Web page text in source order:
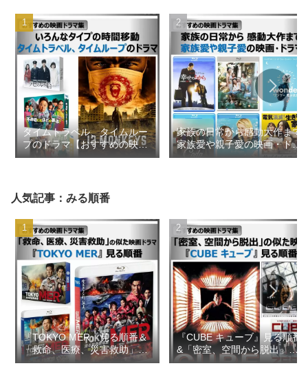
タイムトラベル、タイムルー
プのドラマ【おすすめの映画
ドラマ集】
家族の日常から感動大作まで
家族愛や親子愛の映画・ドラ
マ【おすすめの映画ドラマ
人気記事：みる順番
『TOKYO MER』見る順番＆
「救命、医療、災害救助」の
似た映画ドラマ【おすすめの
『CUBE キューブ』見る順番
&「密室、空間から脱出」の
似た映画【おすすめの映画ド